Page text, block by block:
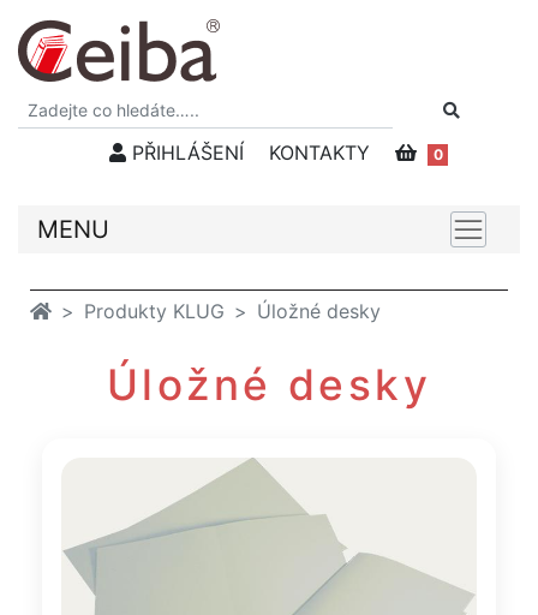
PŘIHLÁŠENÍ KONTAKTY 0
MENU
Produkty KLUG Úložné desky
Úložné desky